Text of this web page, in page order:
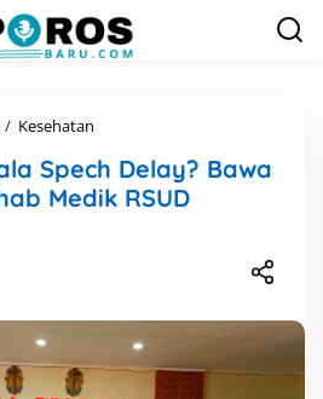
/ Kesehatan
a
k
A
G
j
Spech Delay? Bawa
Medik RSUD